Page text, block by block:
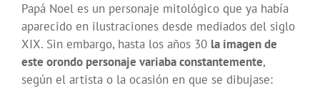
Papá Noel es un personaje mitológico que ya había
aparecido en ilustraciones desde mediados del siglo
XIX. Sin embargo, hasta los años 30 la imagen de
este orondo personaje variaba constantemente,
según el artista o la ocasión en que se dibujase: